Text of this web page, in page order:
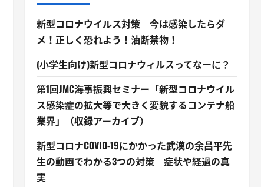
新型コロナウイルス対策 今は感染したらダ
メ！正しく恐れよう！油断禁物！
(小学生向け)新型コロナウィルスってなーに？
第1回JMC海事振興セミナー「新型コロナウイル
ス感染症の拡大等で大きく変貌するコンテナ船
業界」（収録アーカイブ）
新型コロナCOVID-19にかかった武漢の余昌平先
生の動画でわかる3つの対策 症状や経過の真
実